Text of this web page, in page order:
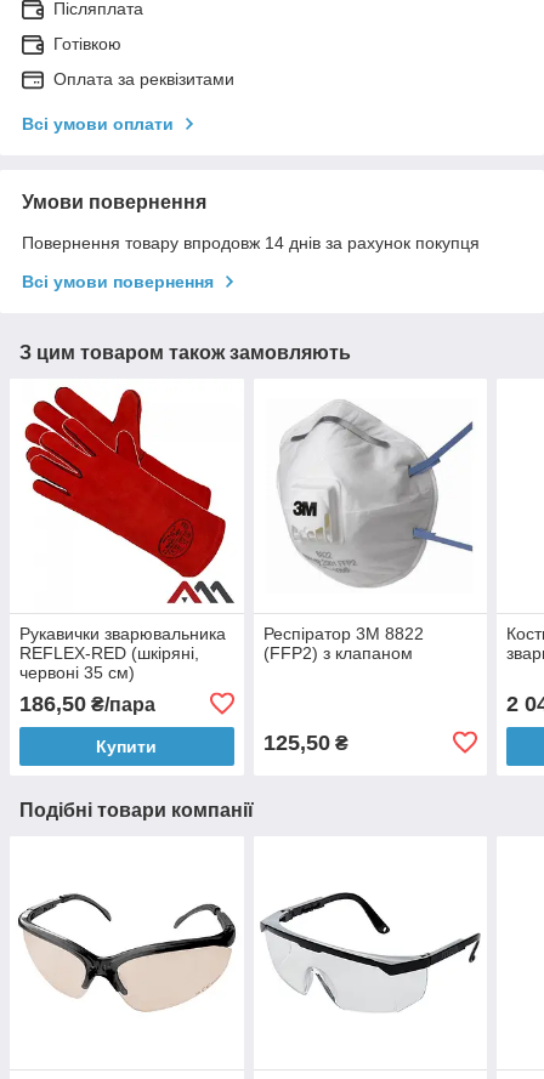
Післяплата
Готівкою
Оплата за реквізитами
Всі умови оплати
Умови повернення
Повернення товару впродовж 14 днів за рахунок покупця
Всі умови повернення
З цим товаром також замовляють
Рукавички зварювальника
REFLEX-RED (шкіряні,
червоні 35 см)
186,50 ₴/пара
Купити
Респіратор 3М 8822
(FFP2) з клапаном
125,50₴
2
Подібні товари компанії